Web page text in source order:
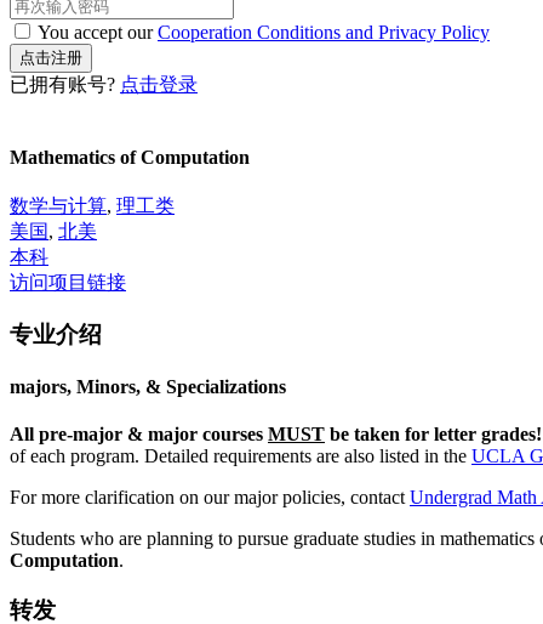
You accept ourCooperation Conditions and Privacy Policy
已拥有账号? 点击登录
Mathematics of Computation
数学与计算, 理工类
美国, 北美
本科
访问项目链接
专业介绍
majors, Minors, & Specializations
All pre-major & major courses MUST be taken for letter grades!
of each program. Detailed requirements are also listed in the UCLA
For more clarification on our major policies, contact Undergrad Math
Students who are planning to pursue graduate studies in
Computation.
转发